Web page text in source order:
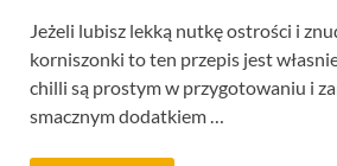
Jeżeli lubisz lekką nutkę ostrości i
korniszonki to ten przepis jest
chilli są prostym w przygotowaniu i
smacznym dodatkiem …